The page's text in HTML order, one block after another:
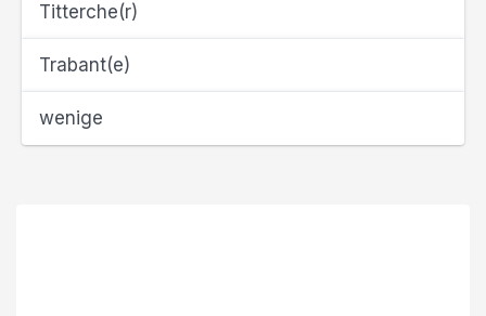
Titterche(r)
Trabant(e)
wenige